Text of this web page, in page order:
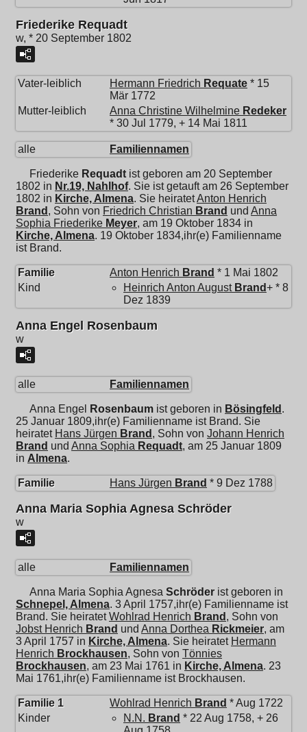
Friederike Requadt
w, * 20 September 1802
Vater-leiblich Hermann Friedrich Requate * 15
Mär 1772
Mutter-leiblich
Anna Christine Wilhelmine Redeker
* 30 Jul 1779, + 14 Mai 1811
alle Familiennamen
Friederike Requadt ist geboren am 20 September
1802 in Nr.19, Nahlhof. Sie ist getauft am 26 September
1802 in Kirche, Almena. Sie heiratetAnton Henrich
Brand , Sohn von Friedrich Christian Brand und Anna
Sophia Friederike Meyer, am 19 Oktober 1834 in
Kirche, Almena. 19 Oktober 1834,ihr(e) Familienname
ist Brand.
Familie Anton Henrich Brand * 1 Mai 1802
Kind
Heinrich Anton August Brand+ * 8
Dez 1839
Anna Engel Rosenbaum
w
alle Familiennamen
Anna Engel Rosenbaum ist geboren in Bösingfeld .
25 Januar 1809,ihr(e) Familienname ist Brand. Sie
heiratet Hans Jürgen Brand , Sohn von Johann Henrich
Brand und Anna Sophia Requadt, am 25 Januar 1809
in Almena.
Familie Hans Jürgen Brand * 9 Dez 1788
Anna Maria Sophia Agnesa Schröder
w
alle Familiennamen
Anna Maria Sophia Agnesa Schröder ist geboren in
Schnepel, Almena. 3 April 1757,ihr(e) Familienname ist
Brand. Sie heiratetWohlrad Henrich Brand , Sohn von
Jobst Henrich Brand und Anna Dorthea Rickmeier, am
3 April 1757 in Kirche, Almena. Sie heiratet Hermann
Henrich Brockhausen, Sohn von Tönnies
Brockhausen, am 23 Mai 1761 in Kirche, Almena. 23
Mai 1761,ihr(e) Familienname ist Brockhausen.
Familie 1 Wohlrad Henrich Brand * Aug 1722
Kinder
N.N. Brand * 22 Aug 1758, + 26